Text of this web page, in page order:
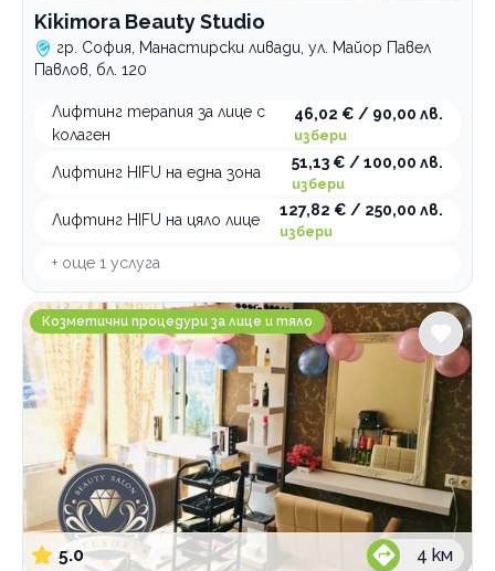
Kikimora Beauty Studio
гр. София, Манастирски ливади, ул. Майор Павел
Павлов, бл. 120
Лифтинг терапия за лице с
колаген
46,02 € / 90,00 лв.
избери
Лифтинг HIFU на една зона
51,13 € / 100,00 лв.
избери
Лифтинг HIFU на цяло лице
127,82 € / 250,00 лв.
избери
+ още 1 услуга
Beauty Salon Tesori
Козметични процедури за лице и тяло
5.0 4 км
Младост
Надежда 2
Света Троица
Филиповци
Хладилника
Център
Пловдив
Благоевград
Банкя
Виж всички
Велинград
Услуги
Микродермабразио
за лице
за тяло
Микронидлинг
за лице
за тяло
Радиочестотен лифтинг
RF за лице
RF за тяло
Терапии и процедури за лице
BB Glow